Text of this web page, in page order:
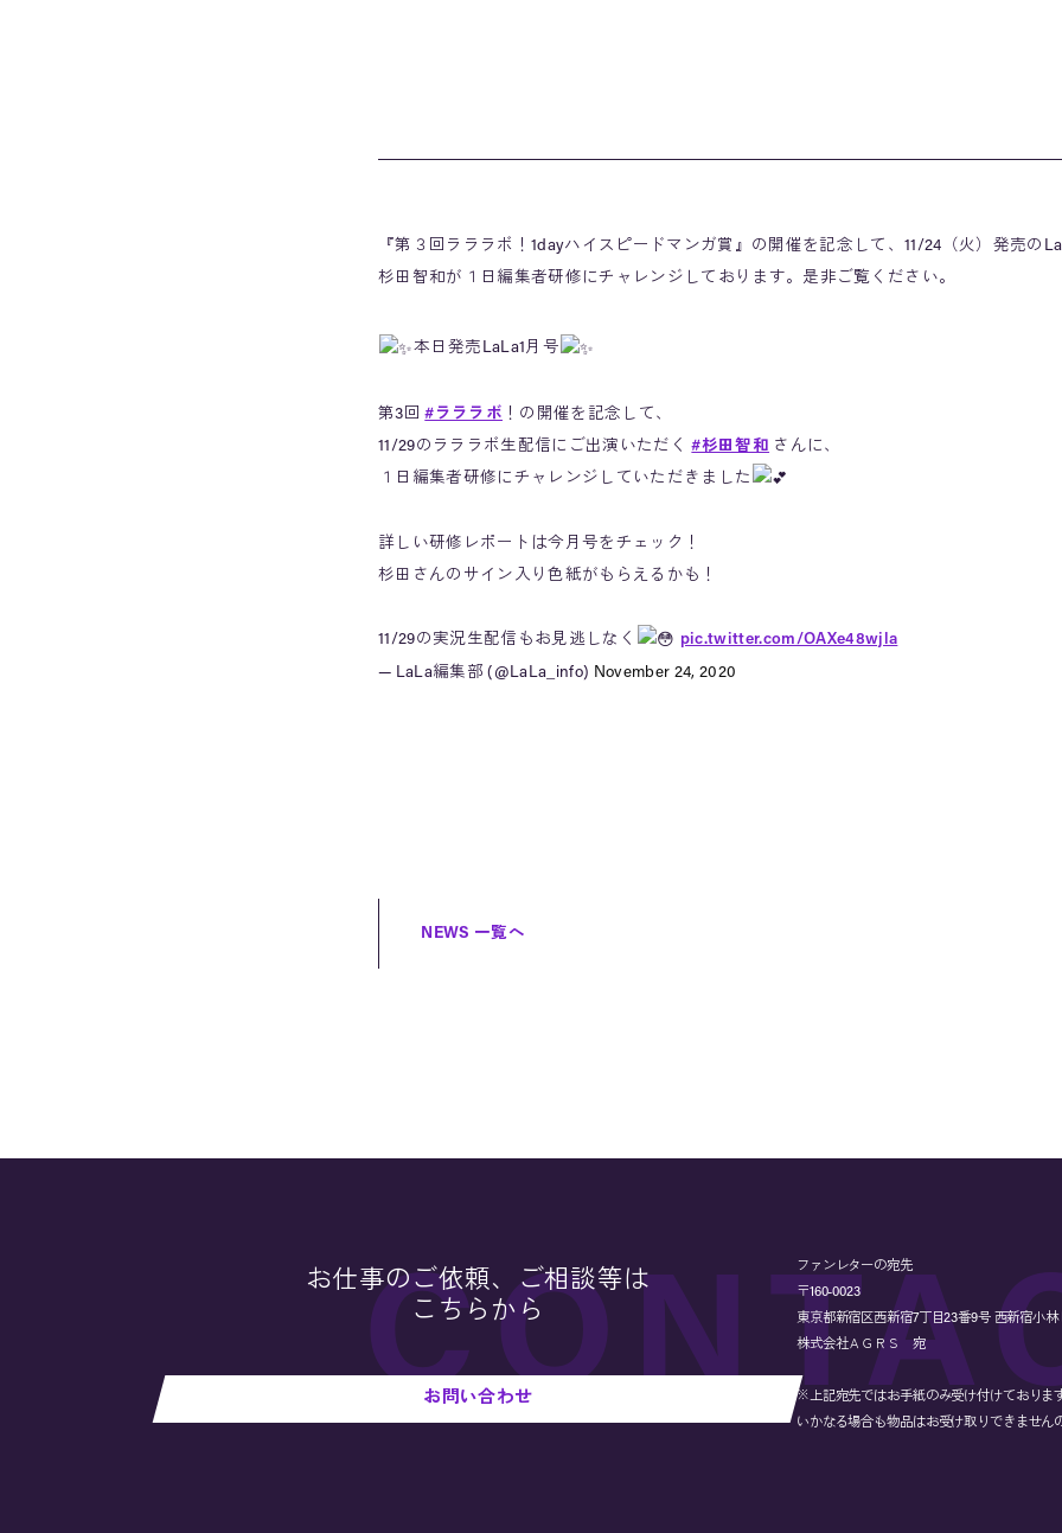
『第３回ラララボ！1dayハイスピードマンガ賞』の開催を記念して、11/24（火）発売の
杉田智和が１日編集者研修にチャレンジしております。是非ご覧ください。
本日発売LaLa1月号
第3回#ラララボ ！の開催を記念して、
11/29のラララボ生配信にご出演いただく#杉田智和 さんに、
１日編集者研修にチャレンジしていただきました
詳しい研修レポートは今月号をチェック！
杉田さんのサイン入り色紙がもらえるかも！
11/29の実況生配信もお見逃しなく pic.twitter.com/OAXe48wjla
— LaLa編集部 (@LaLa_info) November 24, 2020
NEWS 一覧へ
お仕事のご依頼、ご相談等は
こちらから
お問い合わせ
ファンレターの宛先
〒160-0023
東京都新宿区西新宿7丁目23番9号 西新宿小林
株式会社ＡＧＲＳ 宛
※上記宛先ではお手紙のみ受け付けております
いかなる場合も物品はお受け取りできません